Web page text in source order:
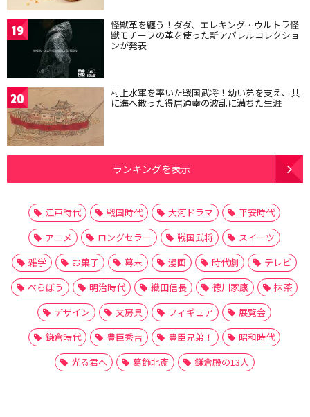
19 怪獣革を纏う！ダダ、エレキング…ウルトラ怪
獣モチーフの革を使った新アパレルコレクショ
ンが発表
20 村上水軍を率いた戦国武将！幼い弟を支え、共
に海へ散った得居通幸の波乱に満ちた生涯
ランキングを表示
江戸時代 戦国時代 大河ドラマ
平安時代
アニメ
ロングセラー 戦国武将
スイーツ
雑学
お菓子 幕末 漫画 時代劇
テレビ
べらぼう
明治時代 織田信長 徳川家康
抹茶
デザイン
文房具 フィギュア
展覧会
鎌倉時代
豊臣秀吉 豊臣兄弟！
昭和時代
光る君へ
葛飾北斎 鎌倉殿の13人